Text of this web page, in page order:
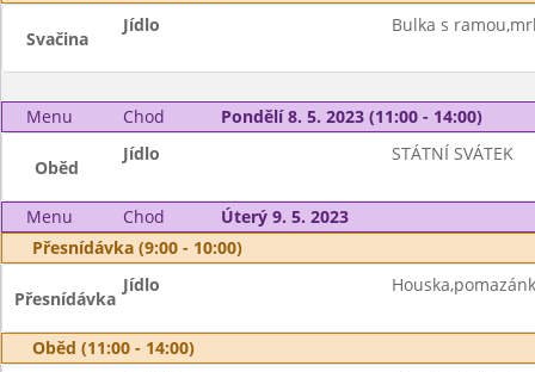
Svačina
Jídlo Bulka s
Menu Chod Pondělí 8. 5. 2023 (11:00 - 14:00)
Oběd
Jídlo STÁTNÍ SVÁTEK
Menu Chod
Úterý 9. 5. 2023
Přesnídávka (9:00 - 10:00)
Přesnídávka
Jídlo
Oběd (11:00 - 14:00)